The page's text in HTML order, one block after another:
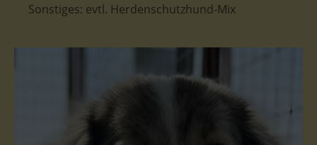
Sonstiges: evtl. Herdenschutzhund-Mix